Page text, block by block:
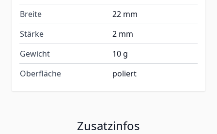
Breite
22 mm
Stärke
2 mm
Gewicht
10 g
Oberfläche
poliert
Zusatzinfos